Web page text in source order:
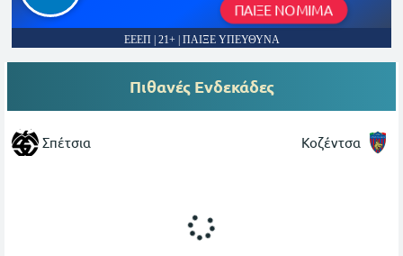
ΠΑΙΞΕ ΝΟΜΙΜΑ
ΕΕΕΠ | 21+ | ΠΑΙΞΕ ΥΠΕΥΘΥΝΑ
Πιθανές Ενδεκάδες
Σπέτσια Κοζέντσα